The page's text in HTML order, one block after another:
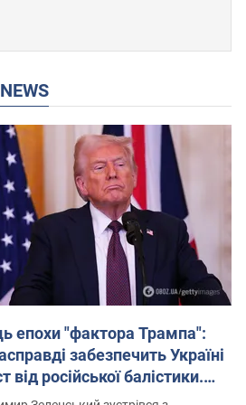
NEWS
епохи "фактора Трампа":
забезпечить Україні
від російської балістики.
з Безсмертним